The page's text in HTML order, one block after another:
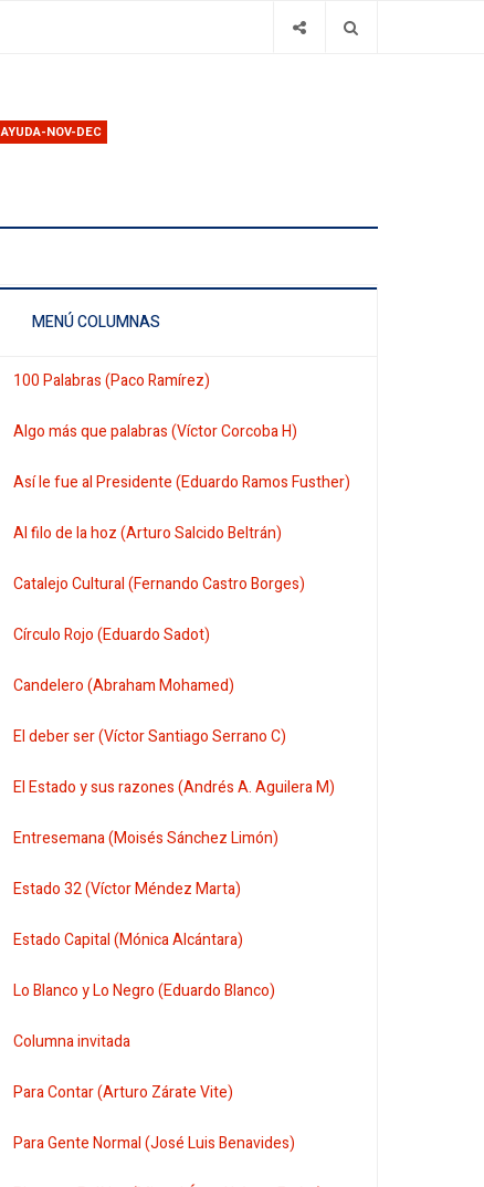
AYUDA-NOV-DEC
MENÚ COLUMNAS
100 Palabras (Paco Ramírez)
Algo más que palabras (Víctor Corcoba H)
Así le fue al Presidente (Eduardo Ramos Fusther)
Al filo de la hoz (Arturo Salcido Beltrán)
Catalejo Cultural (Fernando Castro Borges)
Círculo Rojo (Eduardo Sadot)
Candelero (Abraham Mohamed)
El deber ser (Víctor Santiago Serrano C)
El Estado y sus razones (Andrés A. Aguilera M)
Entresemana (Moisés Sánchez Limón)
Estado 32 (Víctor Méndez Marta)
Estado Capital (Mónica Alcántara)
Lo Blanco y Lo Negro (Eduardo Blanco)
Columna invitada
Para Contar (Arturo Zárate Vite)
Para Gente Normal (José Luis Benavides)